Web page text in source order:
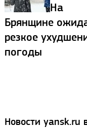
На
Брянщине
резкое
погоды
Новости yansk.ru